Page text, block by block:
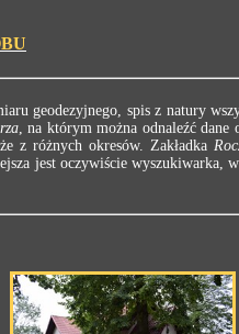
geodezyjnego, spis z natury
, na którym można odnaleźć dane
z różnych okresów. Zakładka
jest oczywiście wyszukiwarka,